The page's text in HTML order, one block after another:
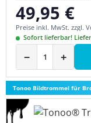
Regulärer Preis:
49,95 €
Preise inkl. MwSt. zzgl.
Sofort lieferbar!
− +
Tonoo Bildtrommel für